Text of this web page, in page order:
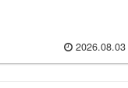
2026.08.03